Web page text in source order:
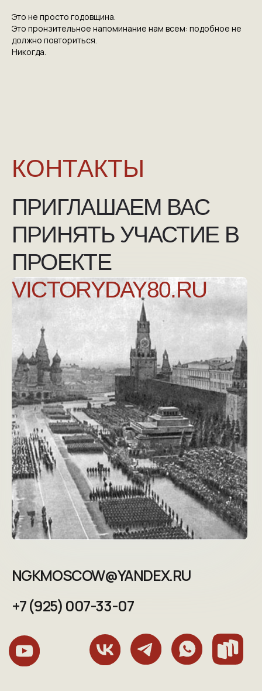
Это не просто годовщина.
Это пронзительное напоминание нам всем: подобное не
должно повториться.
Никогда.
ПРОЕКТЕ
VICTORYDAY80.RU
NGKMOSCOW@YANDEX.RU
+7 (925) 007-33-07